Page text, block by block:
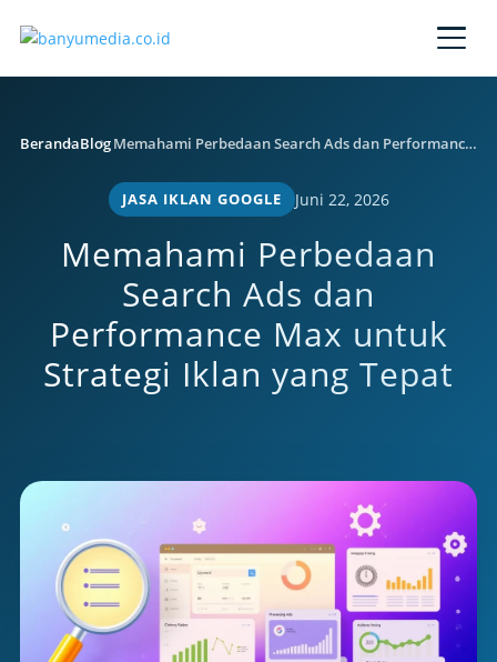
BerandaBlog Memahami Perbedaan Search Ads dan Performance Max untuk Strategi Iklan yang Tepat
JASA IKLAN GOOGLE Juni 22, 2026
Memahami Perbedaan
Search Ads dan
Performance Max untuk
Strategi Iklan yang Tepat